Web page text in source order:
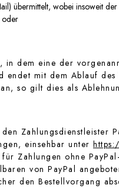
übermittelt, wobei insoweit
oder
dem eine der
mit dem Ablauf
so gilt dies als
Zahlungsdienstleister
einsehbar unter
Zahlungen ohne
von PayPal
den Bestellvorgang